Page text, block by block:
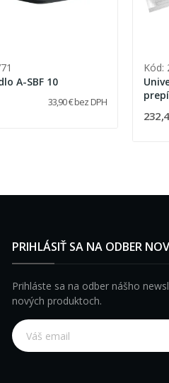
A-SBF 10
33,90 € bez DPH
Kód:
PRIHLÁSIŤ SA NA ODBER
Prihláste sa na odber nášho
nových produktoch.